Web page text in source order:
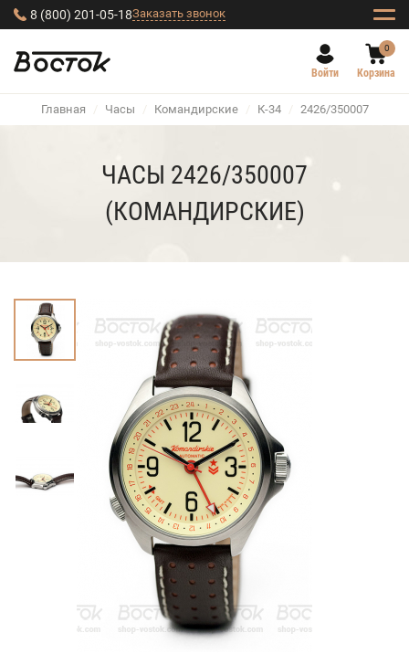
8 (800) 201-05-18Заказать звонок
Войти
0
Корзина
Главная / Часы / Командирские / К-34 / 2426/350007
ЧАСЫ 2426/350007
(КОМАНДИРСКИЕ)